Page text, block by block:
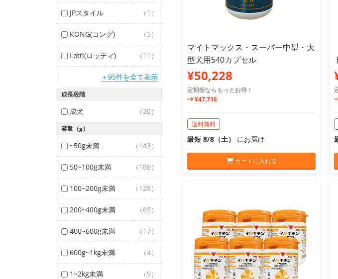
JPスタイル （1）
KONG(コング) （5）
Lotti(ロッティ) （11）
＋95件を全て表示
成長段階
成犬 （20）
容量（g）
~50g未満 （143）
50~100g未満 （186）
100~200g未満 （128）
200~400g未満 （69）
400~600g未満 （17）
600g~1kg未満 （4）
1~2kg未満 （9）
マイトマックス・スーパー中型・大
型犬用540カプセル
¥50,228
定期便ならもっとお得！
¥47,716
送料無料
最短 8/8（土） にお届け
カートに入れる